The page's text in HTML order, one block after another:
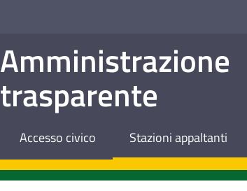
Amministrazione
trasparente
Accesso civico Stazioni appaltanti